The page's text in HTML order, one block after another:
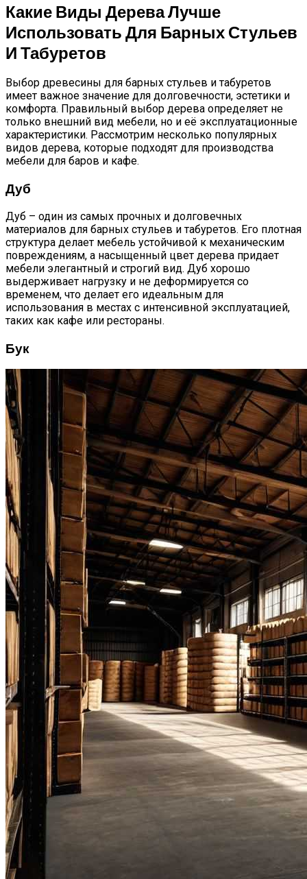
Какие Виды Дерева Лучше
Использовать Для Барных Стульев
И Табуретов
Выбор древесины для барных стульев и табуретов
имеет важное значение для долговечности, эстетики и
комфорта. Правильный выбор дерева определяет не
только внешний вид мебели, но и её эксплуатационные
характеристики. Рассмотрим несколько популярных
видов дерева, которые подходят для производства
мебели для баров и кафе.
Дуб
Дуб – один из самых прочных и долговечных
материалов для барных стульев и табуретов. Его плотная
структура делает мебель устойчивой к механическим
повреждениям, а насыщенный цвет дерева придает
мебели элегантный и строгий вид. Дуб хорошо
выдерживает нагрузку и не деформируется со
временем, что делает его идеальным для
использования в местах с интенсивной эксплуатацией,
таких как кафе или рестораны.
Бук